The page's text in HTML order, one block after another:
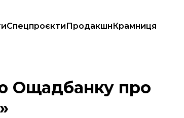
СпецпроєктиПродакшнКрамниця
Ощадбанку про